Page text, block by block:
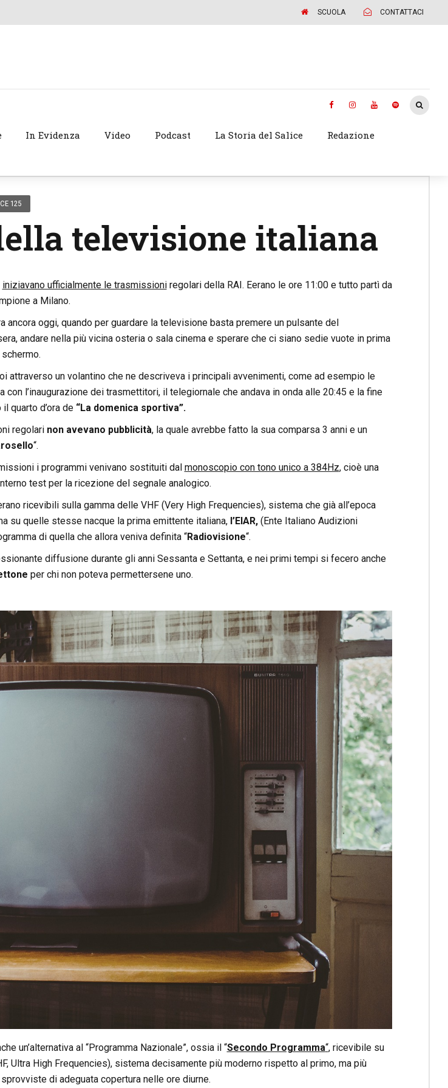
SCUOLA CONTATTACI
In Evidenza Video Podcast La Storia del Salice Redazione
125
televisione italiana
iniziavano ufficialmente le trasmissioniregolari della RAI. Eerano le ore 11:00 e tutto partì da
a Milano.
ancora oggi, quando per guardare la televisione basta premere un pulsante del
andare nella più vicina osteria o sala cinema e sperare che ci siano sedie vuote in prima
attraverso un volantino che ne descriveva i principali avvenimenti, come ad esempio le
l’inaugurazione dei trasmettitori, il telegiornale che andava in onda alle 20:45 e la fine
quarto d’ora de “La domenica sportiva”.
regolari non avevano pubblicità, la quale avrebbe fatto la sua comparsa 3 anni e un
“.
i programmi venivano sostituiti dal monoscopio con tono unico a 384Hz, cioè una
test per la ricezione del segnale analogico.
ricevibili sulla gamma delle VHF (Very High Frequencies), sistema che già all’epoca
su quelle stesse nacque la prima emittente italiana, l’EIAR,(Ente Italiano Audizioni
di quella che allora veniva definita “Radiovisione“.
diffusione durante gli anni Sessanta e Settanta, e nei primi tempi si fecero anche
per chi non poteva permettersene uno.
un’alternativa al “Programma Nazionale”, ossia il “Secondo Programma“, ricevibile su
Ultra High Frequencies), sistema decisamente più moderno rispetto al primo, ma più
di adeguata copertura nelle ore diurne.